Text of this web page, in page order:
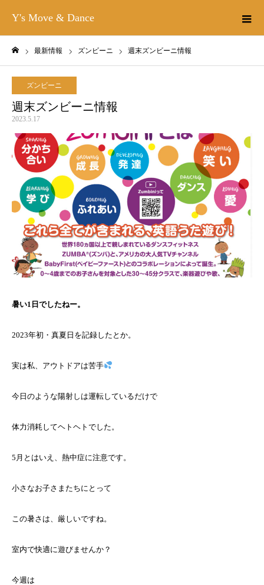
Y's Move & Dance
最新情報 ズンビーニ 週末ズンビーニ情報
ズンビーニ
週末ズンビーニ情報
2023.5.17
暑い1日でしたねー。
2023年初・真夏日を記録したとか。
実は私、アウトドアは苦手
今日のような陽射しは運転しているだけで
体力消耗してヘトヘトでした。
5月とはいえ、熱中症に注意です。
小さなお子さまたちにとって
この暑さは、厳しいですね。
室内で快適に遊びませんか？
今週は